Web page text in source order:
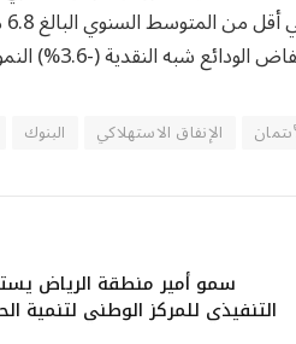
شبه النقدية (-3.6%) النمو في الودائع تحت الطلب (+0.2% شهريًا) والودائع لأجل (+0.9% شهريًا).
الإنفاق الاستهلاكي البنوك
سمو أمير منطقة الرياض
التنفيذي للمركز الوطني لتنمية